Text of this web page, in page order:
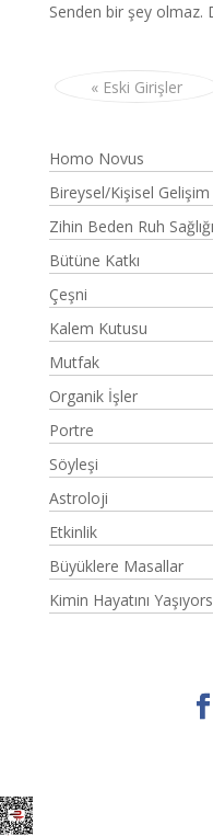
Senden bir şey olmaz.
« Eski Girişler
Homo Novus
Bireysel/Kişisel Gelişim
Zihin Beden Ruh Sağlığı
Bütüne Katkı
Çeşni
Kalem Kutusu
Mutfak
Organik İşler
Portre
Söyleşi
Astroloji
Etkinlik
Büyüklere Masallar
Kimin Hayatını